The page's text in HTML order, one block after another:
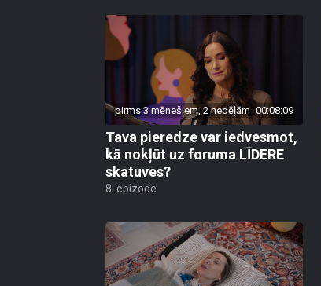
pirms 3 mēnešiem, 2 nedēļām 00:08:09
Tava pieredze var iedvesmot,
kā nokļūt uz foruma LĪDERE
skatuves?
8. epizode